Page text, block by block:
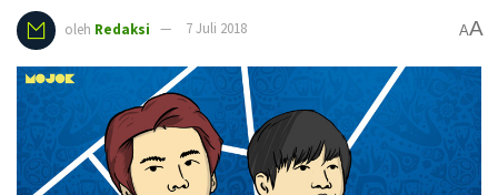
oleh Redaksi 7 Juli 2018 AA